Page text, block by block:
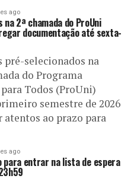
ago
2ª chamada do ProUni
documentação até sexta-
pré-selecionados na
do Programa
Todos (ProUni)
semestre de 2026
atentos ao prazo para
ago
para entrar na lista de espera